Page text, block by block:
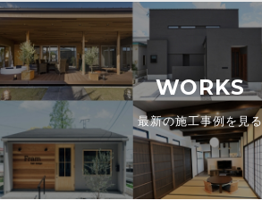
WORKS
最新の施工事例を見る